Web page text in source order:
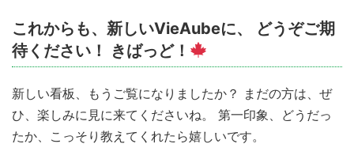
これからも、新しいVieAubeに、 どうぞご期
待ください！ きばっど！
新しい看板、もうご覧になりましたか？ まだの方は、ぜ
ひ、楽しみに見に来てくださいね。 第一印象、どうだっ
たか、こっそり教えてくれたら嬉しいです。